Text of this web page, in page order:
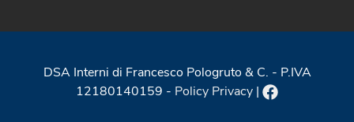
DSA Interni di Francesco Pologruto & C. - P.IVA
12180140159 - Policy Privacy |